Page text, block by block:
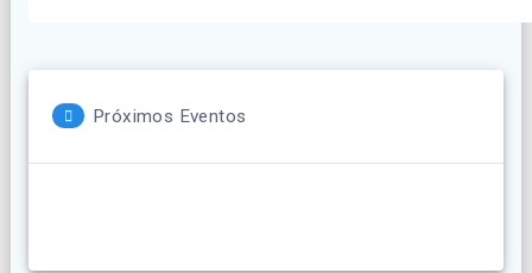
Próximos Eventos